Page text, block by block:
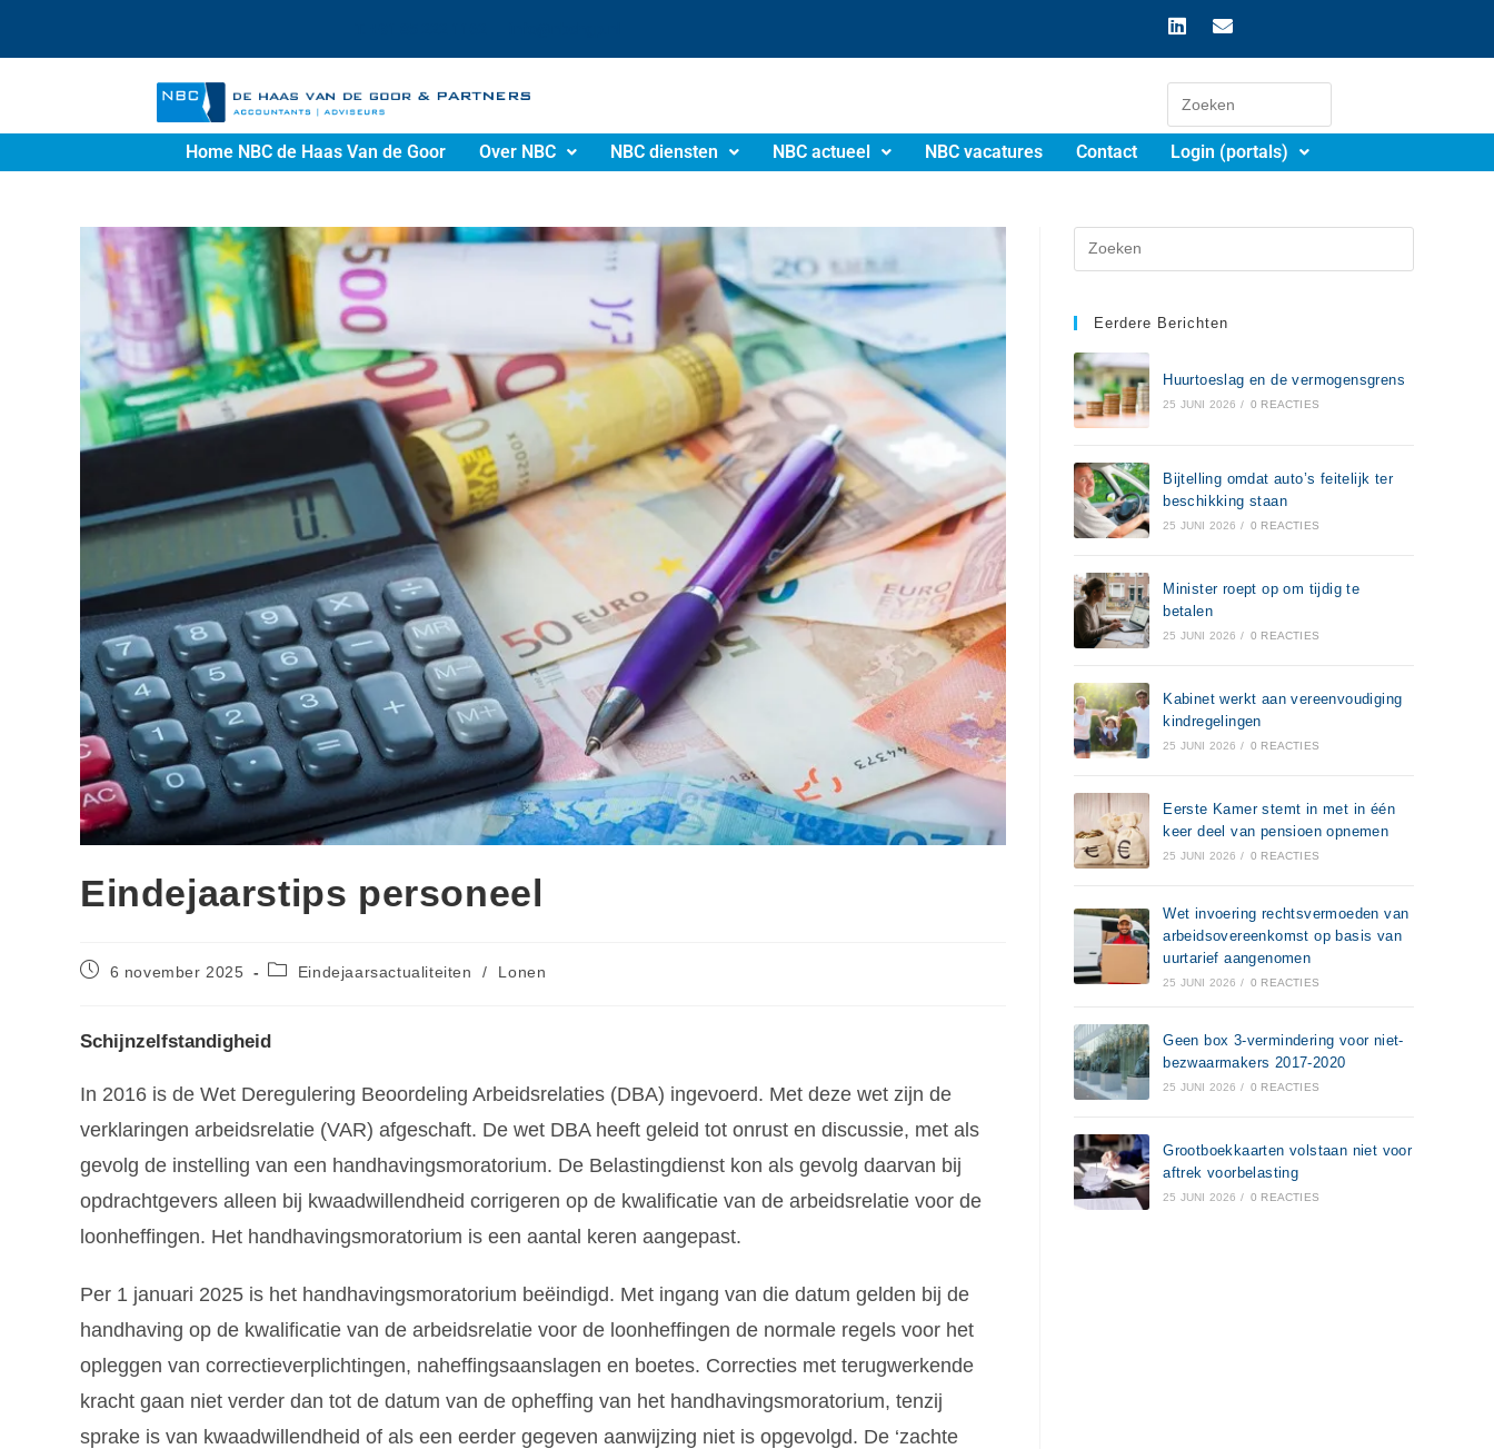
Home NBC de Haas Van de Goor Over NBC NBC diensten NBC actueel NBC vacatures Contact Login (portals)
Eindejaarstips personeel
6 november 2025 Eindejaarsactualiteiten / Lonen
Schijnzelfstandigheid
In 2016 is de Wet Deregulering Beoordeling Arbeidsrelaties (DBA) ingevoerd. Met deze wet zijn de
verklaringen arbeidsrelatie (VAR) afgeschaft. De wet DBA heeft geleid tot onrust en discussie, met als
gevolg de instelling van een handhavingsmoratorium. De Belastingdienst kon als gevolg daarvan bij
opdrachtgevers alleen bij kwaadwillendheid corrigeren op de kwalificatie van de arbeidsrelatie voor de
loonheffingen. Het handhavingsmoratorium is een aantal keren aangepast.
Per 1 januari 2025 is het handhavingsmoratorium beëindigd. Met ingang van die datum gelden bij de
handhaving op de kwalificatie van de arbeidsrelatie voor de loonheffingen de normale regels voor het
opleggen van correctieverplichtingen, naheffingsaanslagen en boetes. Correcties met terugwerkende
kracht gaan niet verder dan tot de datum van de opheffing van het handhavingsmoratorium, tenzij
sprake is van kwaadwillendheid of als een eerder gegeven aanwijzing niet is opgevolgd. De ‘zachte
Eerdere Berichten
Huurtoeslag en de vermogensgrens
25 JUNI 2026 / 0 REACTIES
Bijtelling omdat auto’s feitelijk ter
beschikking staan
25 JUNI 2026 / 0 REACTIES
Minister roept op om tijdig te
betalen
25 JUNI 2026 / 0 REACTIES
Kabinet werkt aan vereenvoudiging
kindregelingen
25 JUNI 2026 / 0 REACTIES
Eerste Kamer stemt in met in één
keer deel van pensioen opnemen
25 JUNI 2026 / 0 REACTIES
Wet invoering rechtsvermoeden van
arbeidsovereenkomst op basis van
uurtarief aangenomen
25 JUNI 2026 / 0 REACTIES
Geen box 3-vermindering voor niet-
bezwaarmakers 2017-2020
25 JUNI 2026 / 0 REACTIES
Grootboekkaarten volstaan niet voor
aftrek voorbelasting
25 JUNI 2026 / 0 REACTIES